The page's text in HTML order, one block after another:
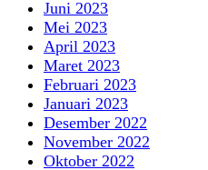
Juni 2023
Mei 2023
April 2023
Maret 2023
Februari 2023
Januari 2023
Desember 2022
November 2022
Oktober 2022